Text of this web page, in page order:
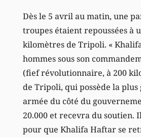
Dès le 5 avril au matin, une
troupes étaient repoussées à
kilomètres de Tripoli. «
hommes sous son
(fief révolutionnaire, à 200
de Tripoli, qui possède la
armée du côté du
20.000 et recevra du soutien.
pour que Khalifa Haftar se